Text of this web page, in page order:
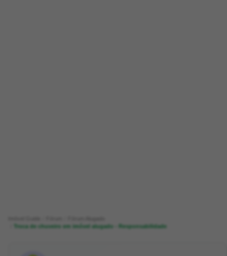
Troca de chuveiro em imóvel alugado - Responsabilidade